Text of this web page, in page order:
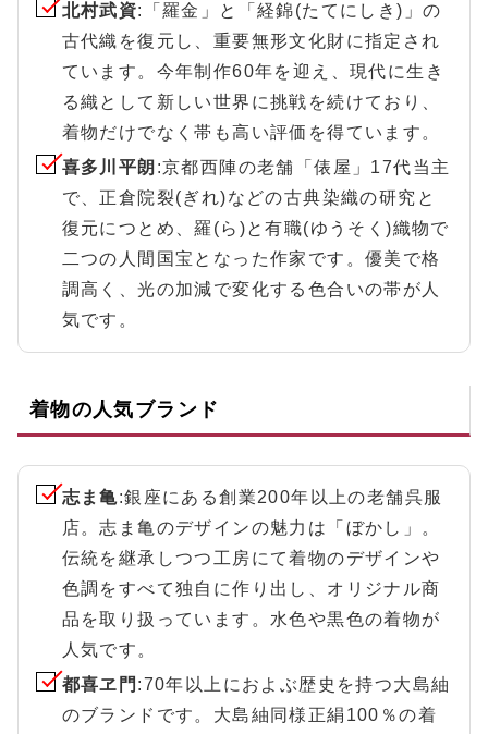
北村武資:「羅金」と「経錦(たてにしき)」の
古代織を復元し、重要無形文化財に指定され
ています。今年制作60年を迎え、現代に生き
る織として新しい世界に挑戦を続けており、
着物だけでなく帯も高い評価を得ています。
喜多川平朗 :京都西陣の老舗「俵屋」17代当主
で、正倉院裂(ぎれ)などの古典染織の研究と
復元につとめ、羅(ら)と有職(ゆうそく)織物で
二つの人間国宝となった作家です。優美で格
調高く、光の加減で変化する色合いの帯が人
気です。
着物の人気ブランド
志ま亀:銀座にある創業200年以上の老舗呉服
店。志ま亀のデザインの魅力は「ぼかし」。
伝統を継承しつつ工房にて着物のデザインや
色調をすべて独自に作り出し、オリジナル商
品を取り扱っています。水色や黒色の着物が
人気です。
都喜ヱ門 :70年以上におよぶ歴史を持つ大島紬
のブランドです。大島紬同様正絹100％の着